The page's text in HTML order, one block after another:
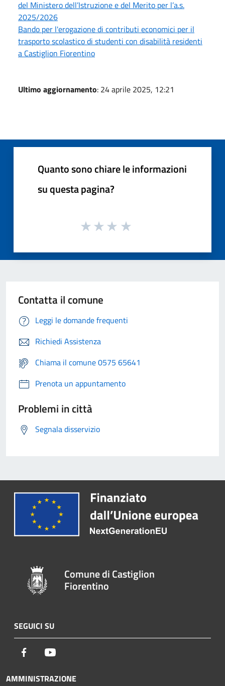
del Ministero dell’Istruzione e del Merito per l’a.s.
2025/2026
Bando per l'erogazione di contributi economici per il
trasporto scolastico di studenti con disabilità residenti
a Castiglion Fiorentino
Ultimo aggiornamento: 24 aprile 2025, 12:21
Quanto sono chiare le informazioni
su questa pagina?
Contatta il comune
Leggi le domande frequenti
Richiedi Assistenza
Chiama il comune 0575 65641
Prenota un appuntamento
Problemi in città
Segnala disservizio
Comune di Castiglion
Fiorentino
SEGUICI SU
Facebook
AMMINISTRAZIONE